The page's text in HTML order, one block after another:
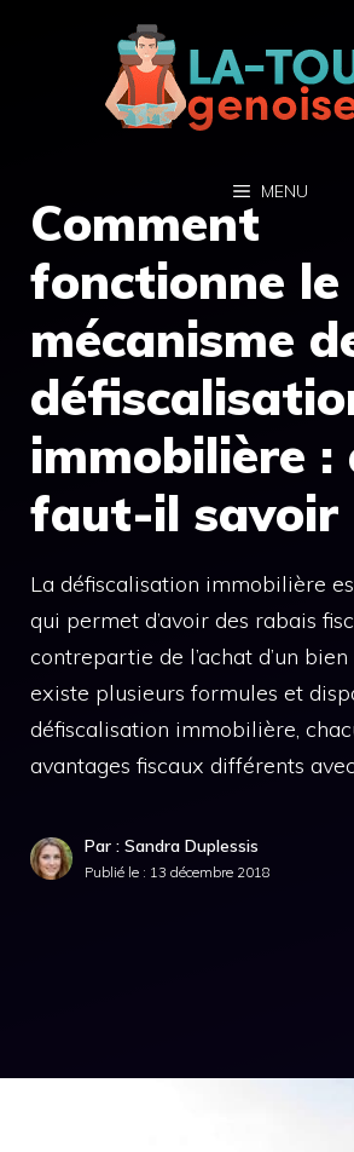
MENU
Comment
fonctionne le
mécanisme
immobilière :
faut-il savoir
La défiscalisation immobilière
qui permet d’avoir des rabais
contrepartie de l’achat d’un
existe plusieurs formules et
défiscalisation immobilière,
avantages fiscaux différents
Par : Sandra Duplessis
Publié le : 13 décembre 2018